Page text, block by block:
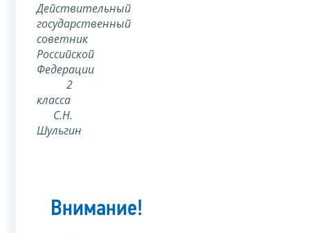
Действительный
государственный
советник
Российской
Федерации
2
класса
С.Н.
Шульгин
Внимание!